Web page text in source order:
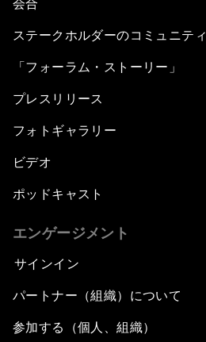
会合
ステークホルダーのコミュニティ
「フォーラム・ストーリー」
プレスリリース
フォトギャラリー
ビデオ
ポッドキャスト
エンゲージメント
サインイン
パートナー（組織）について
参加する（個人、組織）